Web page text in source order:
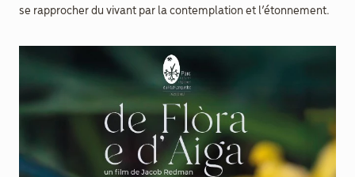
se rapprocher du vivant par la contemplation et l’étonnement.